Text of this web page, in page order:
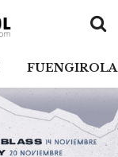
FUENGIROLA